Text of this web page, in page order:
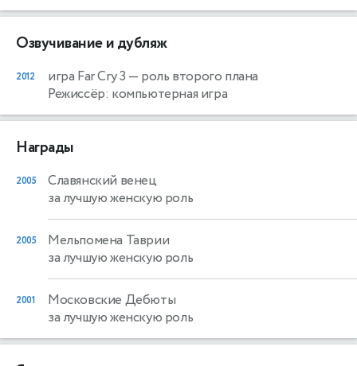
Озвучивание и дубляж
2012 игра Far Cry 3 — роль второго плана
Режиссёр: компьютерная игра
Награды
2005
Славянский венец
за лучшую женскую роль
2005
Мельпомена Таврии
за лучшую женскую роль
2001
Московские Дебюты
за лучшую женскую роль